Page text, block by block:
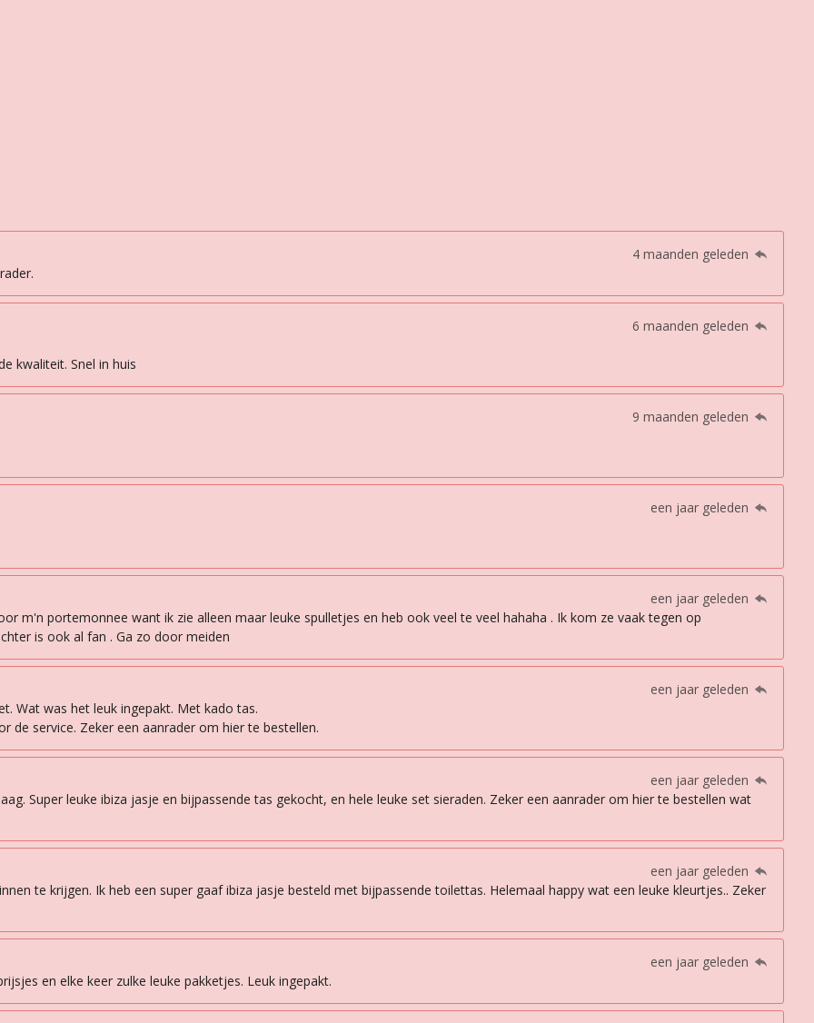
4 maanden geleden
6 maanden geleden
kwaliteit. Snel in huis
9 maanden geleden
een jaar geleden
een jaar geleden
m'n portemonnee want ik zie alleen maar leuke spulletjes en heb ook veel te veel hahaha . Ik kom ze vaak tegen op
is ook al fan . Ga zo door meiden
een jaar geleden
Wat was het leuk ingepakt. Met kado tas.
de service. Zeker een aanrader om hier te bestellen.
een jaar geleden
Super leuke ibiza jasje en bijpassende tas gekocht, en hele leuke set sieraden. Zeker een aanrader om hier te bestellen wat
een jaar geleden
te krijgen. Ik heb een super gaaf ibiza jasje besteld met bijpassende toilettas. Helemaal happy wat een leuke kleurtjes.. Zeker
een jaar geleden
en elke keer zulke leuke pakketjes. Leuk ingepakt.